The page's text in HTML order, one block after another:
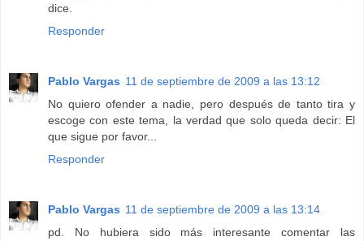
dice.
Responder
Pablo Vargas 11 de septiembre de 2009 a las 13:12
No quiero ofender a nadie, pero después de tanto tira y
escoge con este tema, la verdad que solo queda decir: El
que sigue por favor...
Responder
Pablo Vargas 11 de septiembre de 2009 a las 13:14
pd. No hubiera sido más interesante comentar las